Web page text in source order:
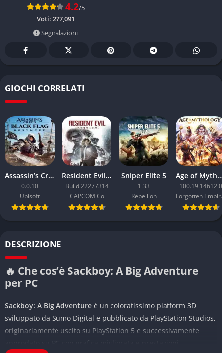
4.2/5
Voti: 277,091
Segnalazioni
GIOCHI CORRELATI
Assassin’s Creed Black Flag Resynced
0.0.10
Ubisoft
Resident Evil Requiem
Build 22277314
CAPCOM Co
Sniper Elite 5
1.33
Rebellion
Age of Mythology: Retold
100.19.14612.0
DESCRIZIONE
🔥 Che cos’è Sackboy: A Big Adventure
per PC
Sackboy: A Big Adventure è un coloratissimo platform 3D
sviluppato da Sumo Digital e pubblicato da PlayStation Studios,
originariamente uscito su PlayStation 5 e successivamente
approdato su PC con grafica migliorata e prestazioni